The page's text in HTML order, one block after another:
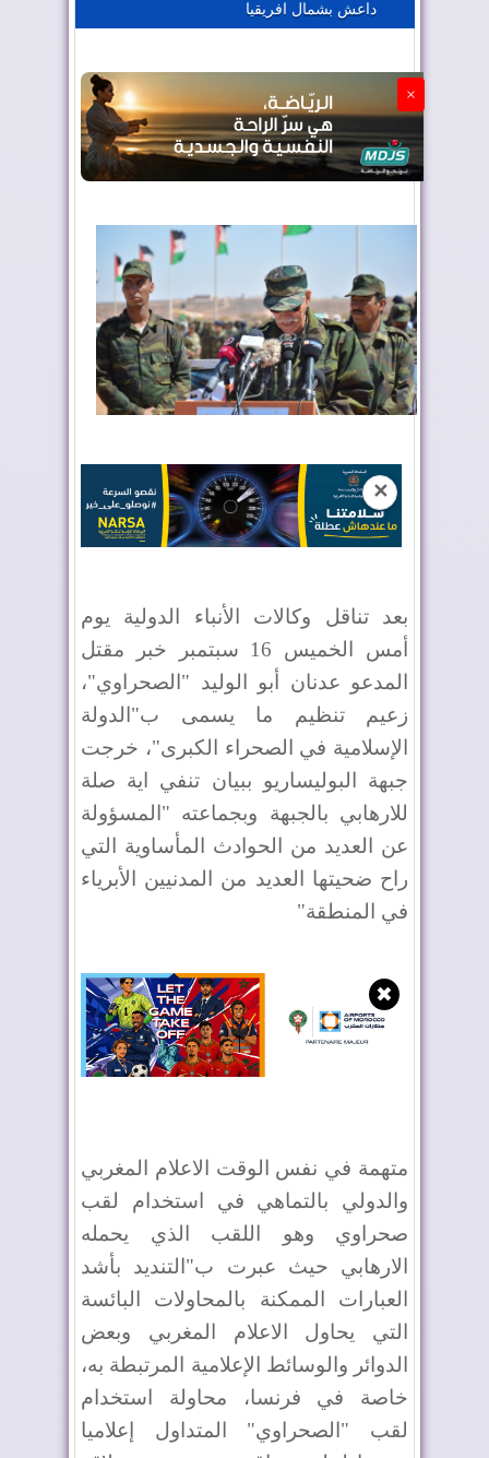
الجزائر تستسلم لفرنسا
داعش بشمال افريقيا
×
✕
بعد تناقل وكالات الأنباء الدولية يوم
أمس الخميس 16 سبتمبر خبر مقتل
المدعو عدنان أبو الوليد "الصحراوي"،
زعيم تنظيم ما يسمى ب"الدولة
الإسلامية في الصحراء الكبرى"، خرجت
جبهة البوليساريو ببيان تنفي اية صلة
للارهابي بالجبهة وبجماعته "المسؤولة
عن العديد من الحوادث المأساوية التي
راح ضحيتها العديد من المدنيين الأبرياء
في المنطقة"
✖
متهمة في نفس الوقت الاعلام المغربي
والدولي بالتماهي في استخدام لقب
صحراوي وهو اللقب الذي يحمله
الارهابي حيث عبرت ب"التنديد بأشد
العبارات الممكنة بالمحاولات البائسة
التي يحاول الاعلام المغربي وبعض
الدوائر والوسائط الإعلامية المرتبطة به،
خاصة في فرنسا، محاولة استخدام
لقب "الصحراوي" المتداول إعلاميا